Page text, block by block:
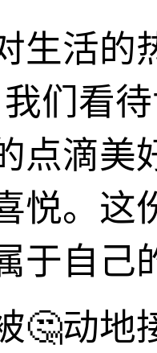
生活的
们看
点滴美
悦。这
于自己
🤔动地